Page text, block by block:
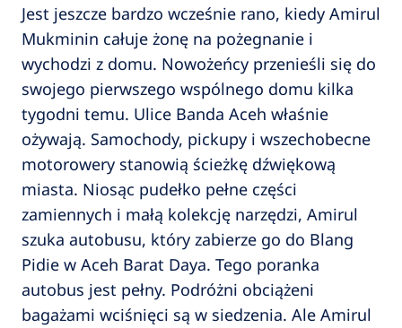
Jest jeszcze bardzo wcześnie rano, kiedy Amirul
Mukminin całuje żonę na pożegnanie i
wychodzi z domu. Nowożeńcy przenieśli się do
swojego pierwszego wspólnego domu kilka
tygodni temu. Ulice Banda Aceh właśnie
ożywają. Samochody, pickupy i wszechobecne
motorowery stanowią ścieżkę dźwiękową
miasta. Niosąc pudełko pełne części
zamiennych i małą kolekcję narzędzi, Amirul
szuka autobusu, który zabierze go do Blang
Pidie w Aceh Barat Daya. Tego poranka
autobus jest pełny. Podróżni obciążeni
bagażami wciśnięci są w siedzenia. Ale Amirul